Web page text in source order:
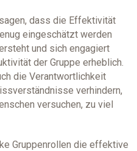
dass die Effektivität
eingeschätzt werden
und sich engagiert
der Gruppe erheblich.
die Verantwortlichkeit
verhindern,
versuchen, zu viel
Gruppenrollen die effektive